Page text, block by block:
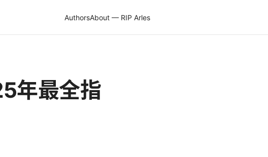
AuthorsAbout — RIP Arles
年最全指